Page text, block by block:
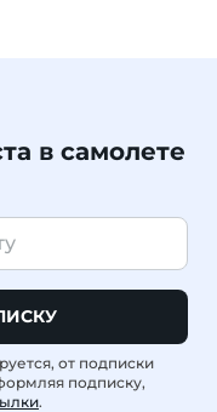
в самолете
от подписки
подписку,
.